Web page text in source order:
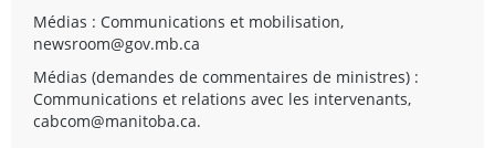
Médias : Communications et mobilisation,
newsroom@gov.mb.ca
Médias (demandes de commentaires de ministres) :
Communications et relations avec les intervenants,
cabcom@manitoba.ca.